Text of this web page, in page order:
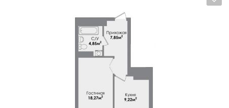
Да, удалить Отмена